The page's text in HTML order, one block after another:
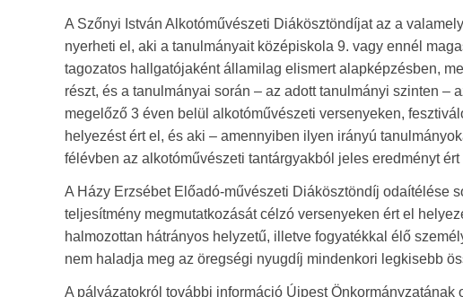
A Szőnyi István Alkotóművészeti Diákösztöndíjat az a
nyerheti el, aki a tanulmányait középiskola 9. vagy ennél
tagozatos hallgatójaként államilag elismert alapképzésben,
részt, és a tanulmányai során – az adott tanulmányi szinten –
megelőző 3 éven belül alkotóművészeti versenyeken,
helyezést ért el, és aki – amennyiben ilyen irányú
félévben az alkotóművészeti tantárgyakból jeles eredményt ért
A Házy Erzsébet Előadó-művészeti Diákösztöndíj odaítélése
teljesítmény megmutatkozását célzó versenyeken ért el
halmozottan hátrányos helyzetű, illetve fogyatékkal élő
nem haladja meg az öregségi nyugdíj mindenkori legkisebb
A pályázatokról további információ Újpest Önkormányzatának